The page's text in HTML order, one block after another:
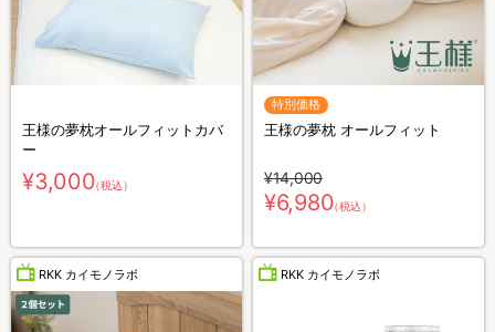
王様の夢枕オールフィットカバ
ー
¥3,000（税込）
特別価格
王様の夢枕 オールフィット
¥14,000
¥6,980（税込）
RKK カイモノラボ RKK カイモノラボ